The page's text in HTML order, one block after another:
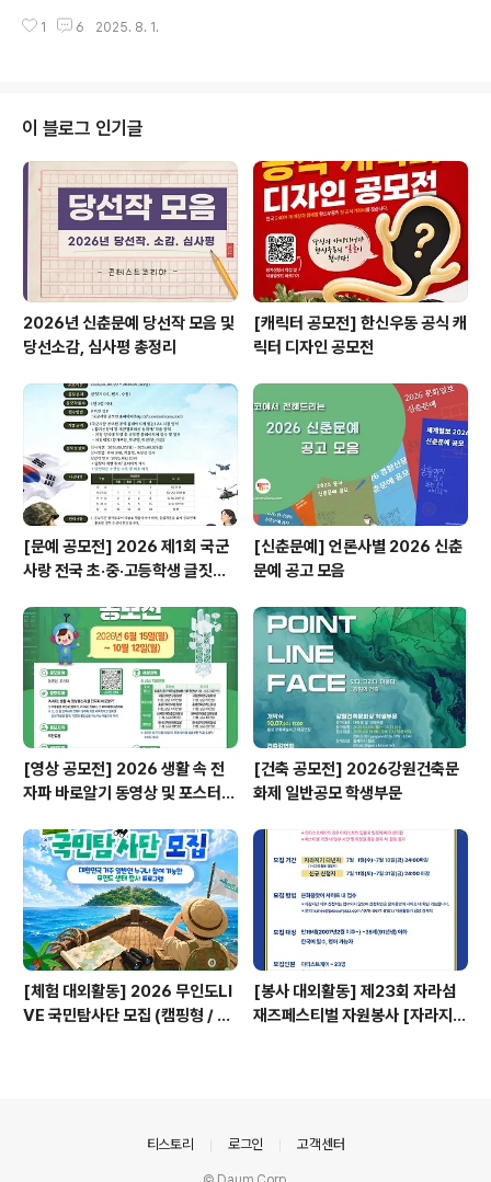
격..
장르: 연극러닝타임: 100분추진시기: 2026년 7-8월(안)
류지원(3배수 선발)-지원방법: 첨부양식작성하여 이메일
로 전송 keyweart@daum.net**파일명 예시: 김예리
(여) 13세-지원기간: 8월11일(월) 24시까지-1차결과발표
: 8월13일(목) 개별연락 ◎ 2차 개별 오디션..
1 6 2025. 8. 1.
이 블로그 인기글
2026년 신춘문예 당선작 모음 및
당선소감, 심사평 총정리
[캐릭터 공모전] 한신우동 공식 캐
릭터 디자인 공모전
[문예 공모전] 2026 제1회 국군
사랑 전국 초·중·고등학생 글짓기
[신춘문예] 언론사별 2026 신춘
문예 공고 모음
[영상 공모전] 2026 생활 속 전
자파 바로알기 동영상 및 포스터
[건축 공모전] 2026강원건축문
화제 일반공모 학생부문
[체험 대외활동] 2026 무인도LI
VE 국민탐사단 모집 (캠핑형 / 투
[봉사 대외활동] 제23회 자라섬
재즈페스티벌 자원봉사 [자라지
티스토리 로그인 고객센터